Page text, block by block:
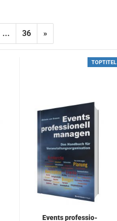
... 36 »
TOPTITEL
Events pro­fes­sio­